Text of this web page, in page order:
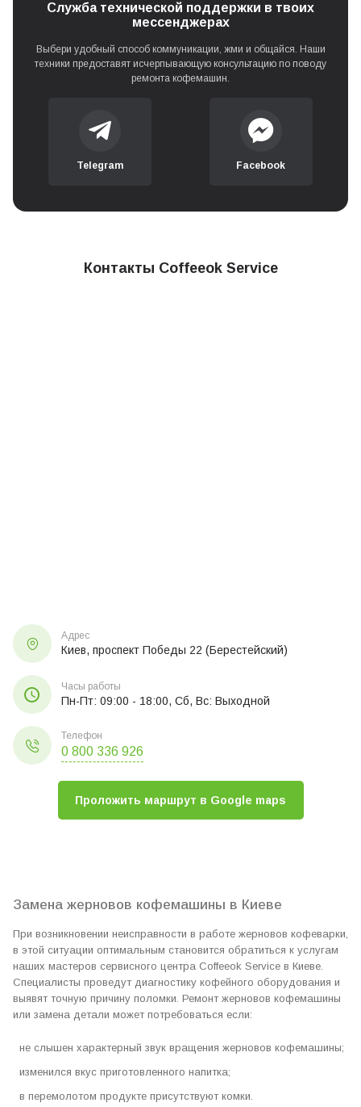
Служба технической поддержки в твоих
мессенджерах
Выбери удобный способ коммуникации, жми и общайся. Наши
техники предоставят исчерпывающую консультацию по поводу
ремонта кофемашин.
Telegram Facebook
Контакты Coffeeok Service
Адрес
Киев, проспект Победы 22 (Берестейский)
Часы работы
Пн-Пт: 09:00 - 18:00, Сб, Вс: Выходной
Телефон
0 800 336 926
Проложить маршрут в Google maps
Замена жерновов кофемашины в Киеве
При возникновении неисправности в работе жерновов кофеварки,
в этой ситуации оптимальным становится обратиться к услугам
наших мастеров сервисного центра Coffeeok Service в Киеве.
Специалисты проведут диагностику кофейного оборудования и
выявят точную причину поломки. Ремонт жерновов кофемашины
или замена детали может потребоваться если:
не слышен характерный звук вращения жерновов кофемашины;
изменился вкус приготовленного напитка;
в перемолотом продукте присутствуют комки.